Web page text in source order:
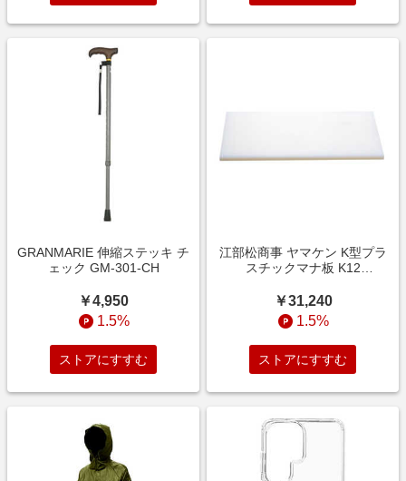
GRANMARIE 伸縮ステッキ チ
ェック GM-301-CH
￥4,950
1.5%
ストアにすすむ
江部松商事 ヤマケン K型プラ
スチックマナ板 K12
4106090
￥31,240
1.5%
ストアにすすむ